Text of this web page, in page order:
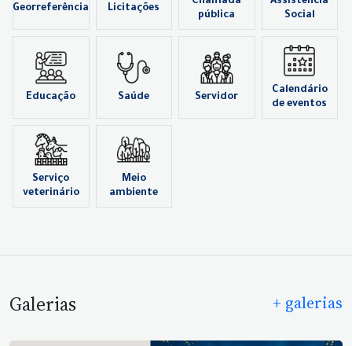
Georreferência Licitações
pública
Social
Educação Saúde Servidor
Calendário
de eventos
Serviço
veterinário
Meio
ambiente
Galerias + galerias